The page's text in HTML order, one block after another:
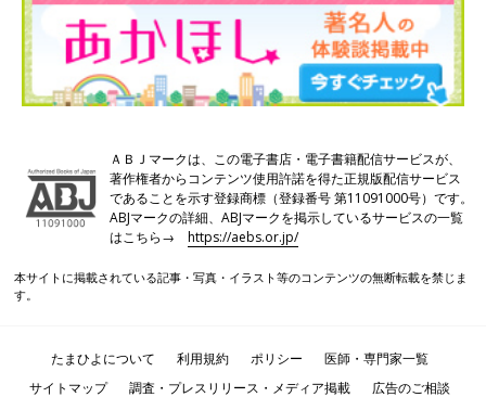
ＡＢＪマークは、この電子書店・電子書籍配信サービスが、
著作権者からコンテンツ使用許諾を得た正規版配信サービス
であることを示す登録商標（登録番号 第11091000号）です。
ABJマークの詳細、ABJマークを掲示しているサービスの一覧
はこちら→https://aebs.or.jp/
本サイトに掲載されている記事・写真・イラスト等のコンテンツの無断転載を禁じま
す。
たまひよについて 利用規約 ポリシー
医師・専門家一覧
サイトマップ
調査・プレスリリース・メディア掲載
広告のご相談